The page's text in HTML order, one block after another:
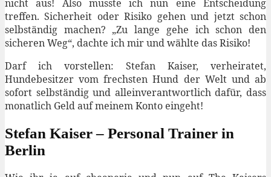
nicht aus! Also musste ich nun eine Entscheidung
treffen. Sicherheit oder Risiko gehen und jetzt schon
selbständig machen? „Zu lange gehe ich schon den
sicheren Weg“, dachte ich mir und wählte das Risiko!
Darf ich vorstellen: Stefan Kaiser, verheiratet,
Hundebesitzer vom frechsten Hund der Welt und ab
sofort selbständig und alleinverantwortlich dafür, dass
monatlich Geld auf meinem Konto eingeht!
Stefan Kaiser – Personal Trainer in
Berlin